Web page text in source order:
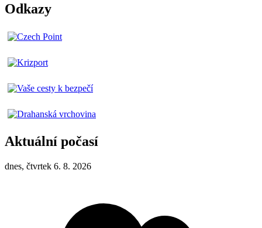
Odkazy
Aktuální počasí
dnes, čtvrtek 6. 8. 2026